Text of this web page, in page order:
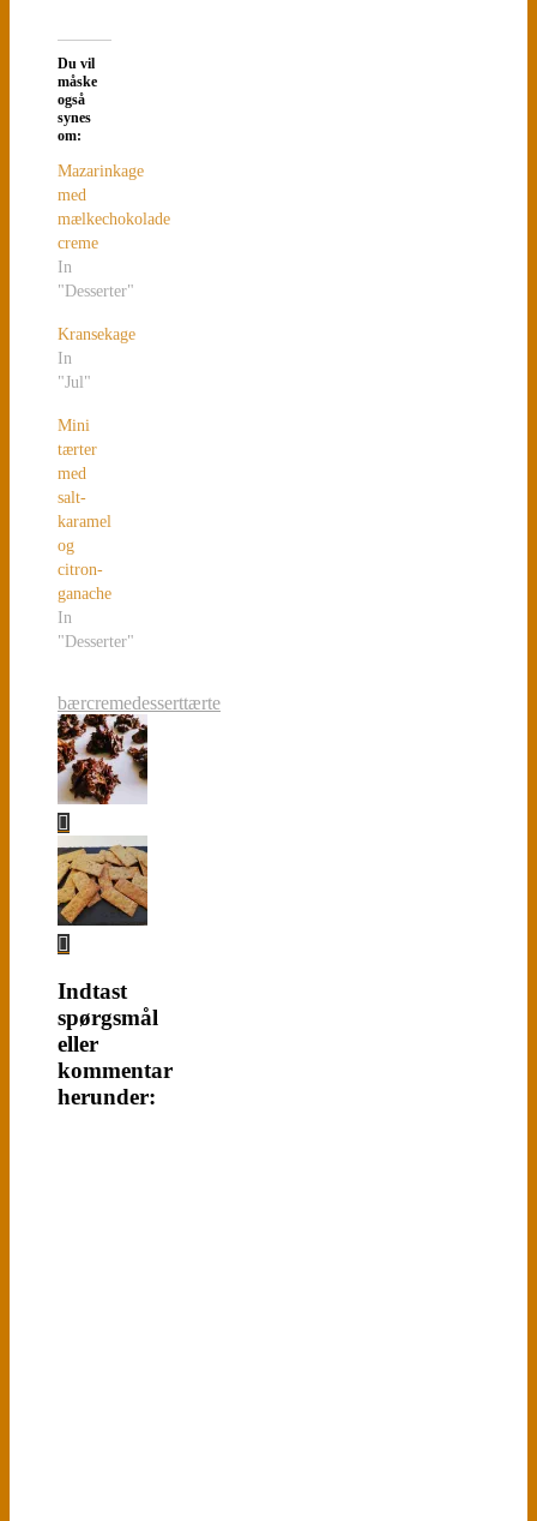
Du vil
måske
også
synes
om:
Mazarinkage
med
mælkechokolade
creme
In
"Desserter"
Kransekage
In
"Jul"
Mini
tærter
med
salt-
karamel
og
citron-
ganache
In
"Desserter"
bærcremedesserttærte
Indtast
spørgsmål
eller
kommentar
herunder: